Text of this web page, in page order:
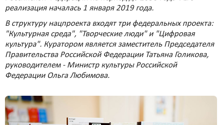
реализация началась 1 января 2019 года.
В структуру нацпроекта входят три федеральных проекта:
"Культурная среда", "Творческие люди" и "Цифровая
культура". Куратором является заместитель Председателя
Правительства Российской Федерации Татьяна Голикова,
руководителем - Министр культуры Российской
Федерации Ольга Любимова.